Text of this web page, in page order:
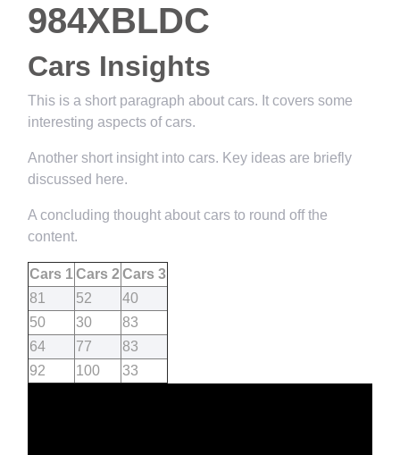
984XBLDC
Cars Insights
This is a short paragraph about cars. It covers some
interesting aspects of cars.
Another short insight into cars. Key ideas are briefly
discussed here.
A concluding thought about cars to round off the
content.
Cars 1Cars 2 Cars 3
81
52
40
50
30
83
64
77
83
92
100 33